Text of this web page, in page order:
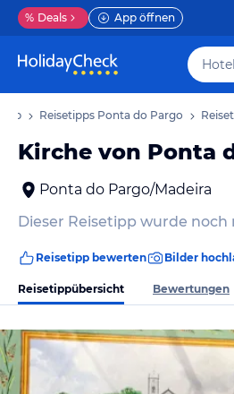
% Deals App öffnen
Reisetipps Ponta do Pargo
Kirche von Ponta
Ponta do Pargo/Madeira
Dieser Reisetipp wurde
Reisetipp bewerten Bilder
Reisetippübersicht Bewertungen